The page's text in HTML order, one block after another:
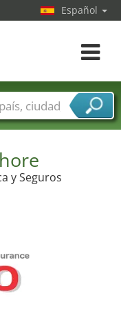
y Seguros
Español
toggle